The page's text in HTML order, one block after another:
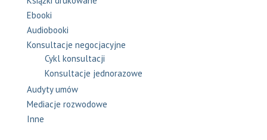
Ebooki
Audiobooki
Konsultacje negocjacyjne
Cykl konsultacji
Konsultacje jednorazowe
Audyty umów
Mediacje rozwodowe
Inne